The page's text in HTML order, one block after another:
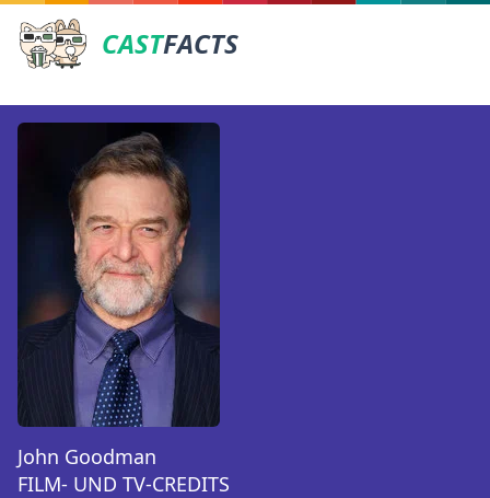
CASTFACTS
John Goodman
FILM- UND TV-CREDITS